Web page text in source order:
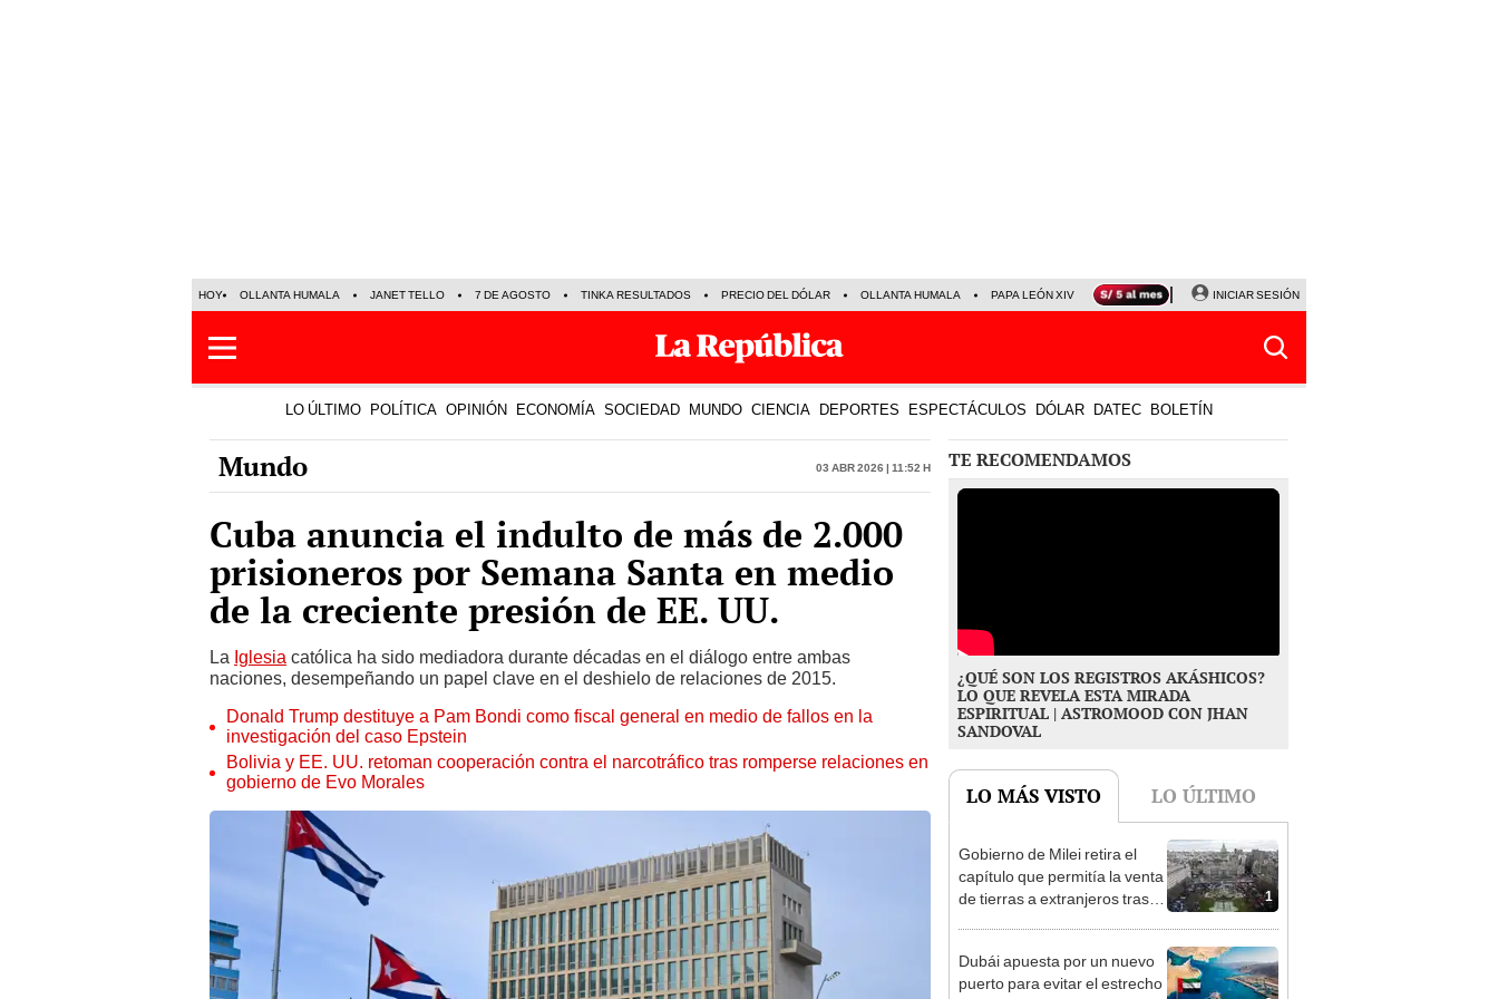
HOY OLLANTA HUMALA JANET TELLO 7 DE AGOSTO TINKA RESULTADOS PRECIO DEL DÓLAR OLLANTA HUMALA PAPA LEÓN XIV NALDY SALDAÑA LA BELLA LUZ
INICIAR SESIÓN
LO ÚLTIMO POLÍTICA OPINIÓN ECONOMÍA SOCIEDAD MUNDO CIENCIA DEPORTES ESPECTÁCULOS DÓLAR DATEC BOLETÍN
Mundo 03 Abr 2026 | 11:52 h
Cuba anuncia el indulto de más de 2.000
prisioneros por Semana Santa en medio
de la creciente presión de EE. UU.
La Iglesia católica ha sido mediadora durante décadas en el diálogo entre ambas
naciones, desempeñando un papel clave en el deshielo de relaciones de 2015.
Donald Trump destituye a Pam Bondi como fiscal general en medio de fallos en la
investigación del caso Epstein
Bolivia y EE. UU. retoman cooperación contra el narcotráfico tras romperse relaciones en
gobierno de Evo Morales
TE RECOMENDAMOS
¿QUÉ SON LOS REGISTROS AKÁSHICOS?
LO QUE REVELA ESTA MIRADA
ESPIRITUAL | ASTROMOOD CON JHAN
SANDOVAL
LO MÁS VISTO LO ÚLTIMO
1
Gobierno de Milei retira el
capítulo que permitía la venta
de tierras a extranjeros tras el
Dubái apuesta por un nuevo
puerto para evitar el estrecho